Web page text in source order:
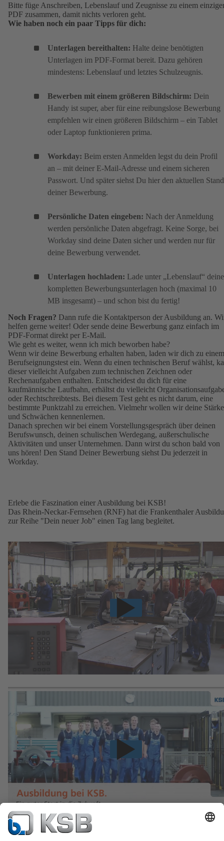
Bitte füge Anschreiben, Lebenslauf und Zeugnisse zu einem
PDF zusammen, damit nichts verloren geht.
Wie haben noch ein paar Tipps für dich:
Unterlagen bereithalten: Halte deine benötigten
Unterlagen im PDF-Format bereit. Dazu gehören
mindestens: Lebenslauf und letztes Schulzeugnis.
Bewerben mit einem größeren Bildschirm: Dein
Handy ist super, aber für eine reibungslose Bewerbung
empfehlen wir einen größeren Bildschirm – ein Tablet
oder Laptop funktionieren prima.
Workday: Beim ersten Anmelden legst du dein Profil
an – mit deiner E-Mail-Adresse und einem sicheren
Passwort. Und später siehst Du hier den aktuellen Stand
deiner Bewerbung.
Persönliche Daten eingeben: Nach der Anmeldung
werden persönliche Daten abgefragt. Keine Sorge, bei
Workday sind deine Daten sicher und werden nur für
deine Bewerbung verwendet.
Unterlagen hochladen: Lade unter „Lebenslauf“ deine
kompletten Bewerbungsunterlagen hoch (maximal 10
MB insgesamt) – und schon bist du fertig!
Noch Fragen? Dann rufe die Kontaktperson der Ausbildung an.
helfen gerne weiter! Oder sende deine Bewerbung ganz einfach im
PDF-Format direkt per E-Mail.
Wie geht es weiter, wenn ich mich beworben habe?
Wenn wir deine Bewerbung erhalten haben, laden wir dich zu einem
Berufseignungstest ein. Wenn du einen technischen Beruf wählst,
dieser vielleicht Aufgaben zum technischen Zeichnen oder
Rechenaufgaben enthalten. Entscheidest du dich für eine
kaufmännische Laufbahn, erhältst du vielleicht
oder Rechtschreibtests. Bei diesem Test geht es nicht darum, eine
bestimmte Punktzahl zu erreichen. Vielmehr wollen wir deine
und Schwächen kennenlernen.
Danach sprechen wir bei einem Vorstellungsgespräch über deinen
Berufswunsch, deinen schulischen Werdegang, außerschulische
Aktivitäten und unser Unternehmen. Dann wirst du schon bald von
uns hören! Den Stand Deiner Bewerbung siehst Du jederzeit in
Workday.
Erlebe die Faszination einer Ausbildung bei KSB!
Das Rhein-Neckar-Fernsehen (RNF) hat die Frankenthaler
zur Reihe "Dein neuer Job" einen Tag lang begleitet.